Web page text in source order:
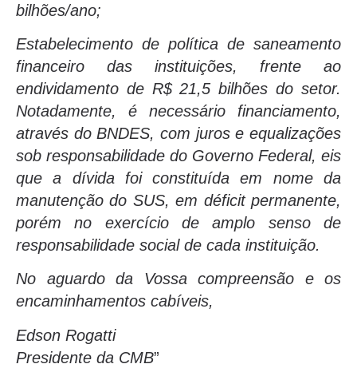
bilhões/ano;
Estabelecimento de política de saneamento
financeiro das instituições, frente ao
endividamento de R$ 21,5 bilhões do setor.
Notadamente, é necessário financiamento,
através do BNDES, com juros e equalizações
sob responsabilidade do Governo Federal, eis
que a dívida foi constituída em nome da
manutenção do SUS, em déficit permanente,
porém no exercício de amplo senso de
responsabilidade social de cada instituição.
No aguardo da Vossa compreensão e os
encaminhamentos cabíveis,
Edson Rogatti
Presidente da CMB”